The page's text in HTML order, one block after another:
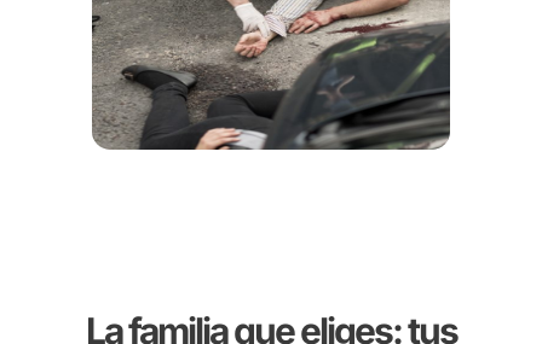
La familia que eliges: tus